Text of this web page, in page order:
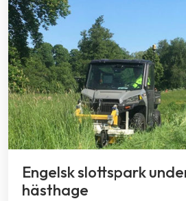
Engelsk slottspark
hästhage